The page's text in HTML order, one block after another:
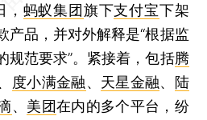
蚂蚁集团旗下支付宝下架
产品，并对外解释是“根据监
规范要求”。紧接着，包括腾
度小满金融、 天星金融、 陆
、 美团在内的多个平台，纷